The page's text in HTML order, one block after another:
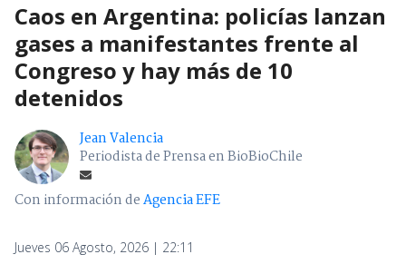
Caos en Argentina: policías lanzan
gases a manifestantes frente al
Congreso y hay más de 10
detenidos
Jean Valencia
Periodista de Prensa en BioBioChile
Con información deAgencia EFE
Jueves 06 Agosto, 2026 | 22:11